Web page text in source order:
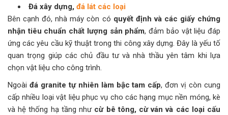
Đá xây dựng, đá lát các loại
Bên cạnh đó, nhà máy còn có quyết định và các giấy chứng
nhận tiêu chuẩn chất lượng sản phẩm, đảm bảo vật liệu đáp
ứng các yêu cầu kỹ thuật trong thi công xây dựng. Đây là yếu tố
quan trọng giúp các chủ đầu tư và nhà thầu yên tâm khi lựa
chọn vật liệu cho công trình.
Ngoài đá granite tự nhiên làm bậc tam cấp, đơn vị còn cung
cấp nhiều loại vật liệu phục vụ cho các hạng mục nền móng, kè
và hệ thống hạ tầng như cừ bê tông, cừ ván và các loại cấu